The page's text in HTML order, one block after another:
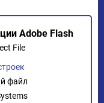
Adobe Flash
File
файл